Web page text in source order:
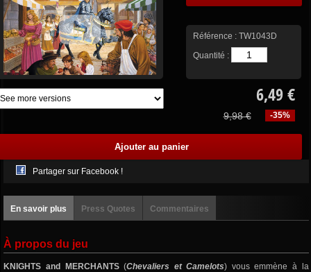
Référence : TW1043D
Quantité :
6,49 €
-35%
9,98 €
Partager sur Facebook !
En savoir plus Press Quotes Commentaires
À propos du jeu
KNIGHTS and MERCHANTS(Chevaliers et Camelots) vous emmène à la